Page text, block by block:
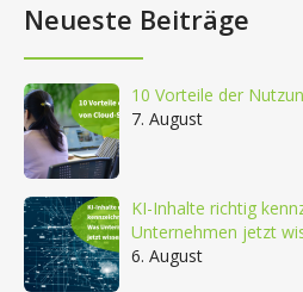
Neueste Beiträge
10 Vorteile der
7. August
KI-Inhalte richtig
Unternehmen jetzt
6. August